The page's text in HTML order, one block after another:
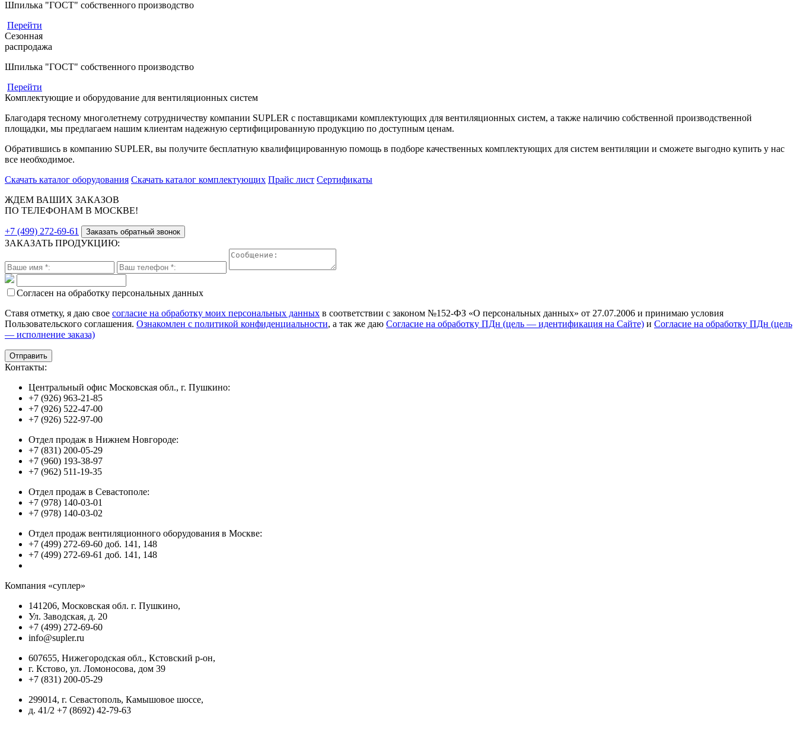
Шпилька "ГОСТ" собственного производство
Перейти
Сезонная
распродажа
Шпилька "ГОСТ" собственного производство
Перейти
Комплектующие и оборудование для вентиляционных систем
Благодаря тесному многолетнему сотрудничеству компании SUPLER с поставщиками комплектующих для вентиляционных систем, а также наличию собственной производственной
площадки, мы предлагаем нашим клиентам надежную сертифицированную продукцию по доступным ценам.
Обратившись в компанию SUPLER, вы получите бесплатную квалифицированную помощь в подборе качественных комплектующих для систем вентиляции и сможете выгодно купить у нас
все необходимое.
Скачать каталог оборудования Скачать каталог комплектующих Прайс лист Сертификаты
ЖДЕМ ВАШИХ ЗАКАЗОВ
ПО ТЕЛЕФОНАМ В МОСКВЕ!
+7 (499) 272-69-61 Заказать обратный звонок
ЗАКАЗАТЬ ПРОДУКЦИЮ:
Согласен на обработку персональных данных
Ставя отметку, я даю свое согласие на обработку моих персональных данных в соответствии с законом №152-ФЗ «О персональных данных» от 27.07.2006 и принимаю условия
Пользовательского соглашения. Ознакомлен с политикой конфиденциальности, а так же даю Согласие на обработку ПДн (цель — идентификация на Сайте) и Согласие на обработку ПДн (цель
— исполнение заказа)
Контакты:
Центральный офис Московская обл., г. Пушкино:
+7 (926) 963-21-85
+7 (926) 522-47-00
+7 (926) 522-97-00
Отдел продаж в Нижнем Новгороде:
+7 (831) 200-05-29
+7 (960) 193-38-97
+7 (962) 511-19-35
Отдел продаж в Севастополе:
+7 (978) 140-03-01
+7 (978) 140-03-02
Отдел продаж вентиляционного оборудования в Москве:
+7 (499) 272-69-60 доб. 141, 148
+7 (499) 272-69-61 доб. 141, 148
Компания «суплер»
141206, Московская обл. г. Пушкино,
Ул. Заводская, д. 20
+7 (499) 272-69-60
info@supler.ru
607655, Нижегородская обл., Кстовский р-он,
г. Кстово, ул. Ломоносова, дом 39
+7 (831) 200-05-29
299014, г. Севастополь, Камышовое шоссе,
д. 41/2 +7 (8692) 42-79-63